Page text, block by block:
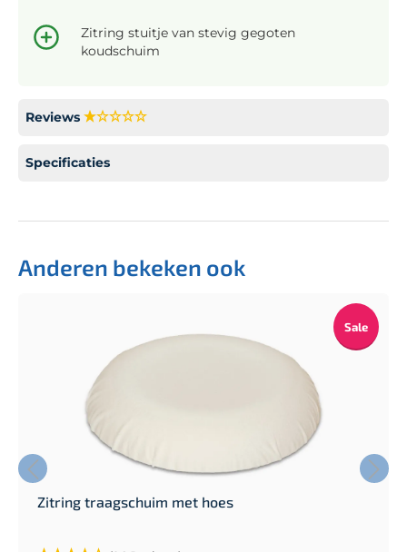
Zitring stuitje van stevig gegoten
koudschuim
Reviews
Specificaties
Anderen bekeken ook
Sale
Zitring traagschuim met hoes